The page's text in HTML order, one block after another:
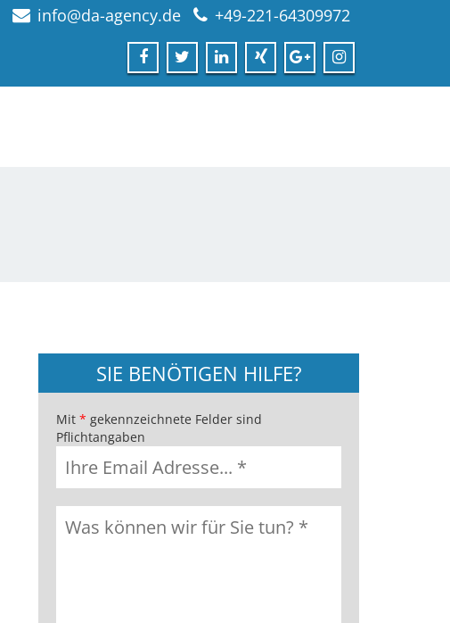
info@da-agency.de +49-221-64309972
SIE BENÖTIGEN HILFE?
Mit * gekennzeichnete Felder sind
Pflichtangaben